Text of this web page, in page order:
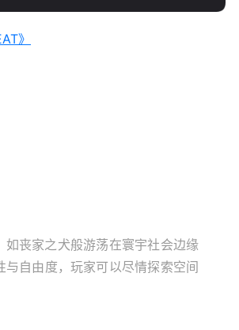
》
丧家之犬般游荡在寰宇社会边缘
自由度，玩家可以尽情探索空间